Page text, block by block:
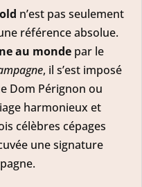
n’est pas seulement
référence absolue.
au monde par le
, il s’est imposé
Dom Pérignon ou
harmonieux et
célèbres cépages
une signature